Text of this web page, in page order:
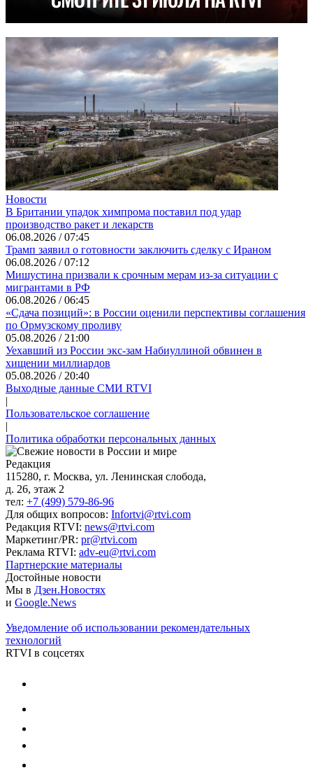
Новости
В Британии упадок химпрома поставил под удар
производство ракет и лекарств
06.08.2026 / 07:45
Трамп заявил о готовности заключить сделку с Ираном
06.08.2026 / 07:12
Мишустина призвали к срочным мерам из-за ситуации с
мигрантами в РФ
06.08.2026 / 06:45
«Сдача позиций»: в России оценили перспективы соглашения
по Ормузскому проливу
05.08.2026 / 21:00
Уехавший из России экс-зам Набиуллиной обвинен в
хищении миллиардов
05.08.2026 / 20:40
Выходные данные СМИ RTVI
|
Пользовательское соглашение
|
Политика обработки персональных данных
Редакция
115280, г. Москва, ул. Ленинская слобода,
д. 26, этаж 2
тел: +7 (499) 579-86-96
Для общих вопросов: Infortvi@rtvi.com
Редакция RTVI: news@rtvi.com
Маркетинг/PR: pr@rtvi.com
Реклама RTVI: adv-eu@rtvi.com
Партнерские материалы
Достойные новости
Мы в Дзен.Новостях
и Google.News
Уведомление об использовании рекомендательных
технологий
RTVI в соцсетях